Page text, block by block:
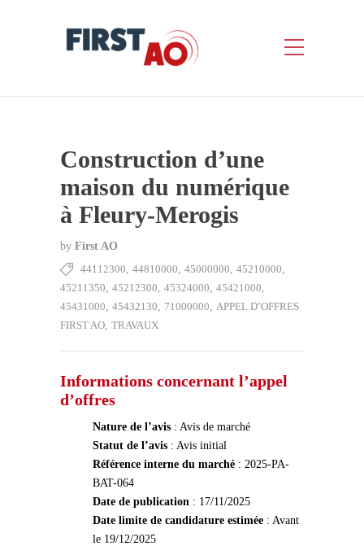
Construction d’une
maison du numérique
à Fleury-Merogis
by First AO
44112300, 44810000, 45000000, 45210000,
45211350, 45212300, 45324000, 45421000,
45431000, 45432130, 71000000, APPEL D’OFFRES
FIRST AO, TRAVAUX
Informations concernant l’appel
d’offres
Nature de l’avis : Avis de marché
Statut de l’avis : Avis initial
Référence interne du marché : 2025-PA-
BAT-064
Date de publication : 17/11/2025
Date limite de candidature estimée : Avant
le 19/12/2025